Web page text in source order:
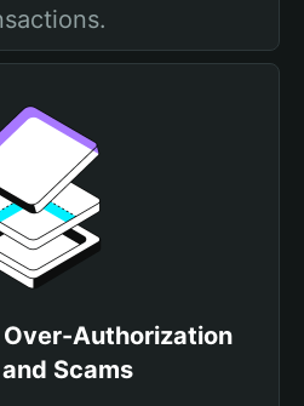
Authorization
Scams